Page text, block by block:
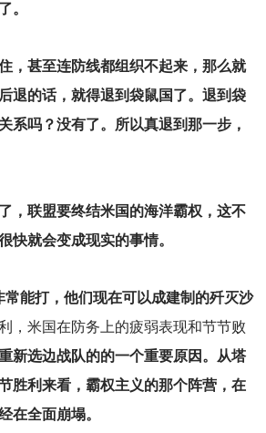
。
，甚至连防线都组织不起来，那么就
退的话，就得退到袋鼠国了。退到袋
系吗？没有了。所以真退到那一步，
，联盟要终结米国的海洋霸权，这不
快就会变成现实的事情。
能打，他们现在可以成建制的歼灭沙
，米国在防务上的疲弱表现和节节败
新选边战队的的一个重要原因。从塔
胜利来看，霸权主义的那个阵营，在
在全面崩塌。